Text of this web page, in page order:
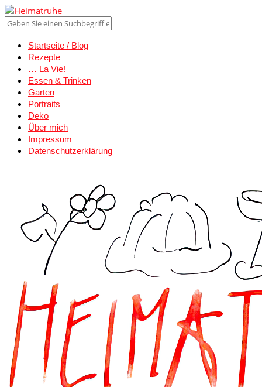
Startseite / Blog
Rezepte
… La Vie!
Essen & Trinken
Garten
Portraits
Deko
Über mich
Impressum
Datenschutzerklärung